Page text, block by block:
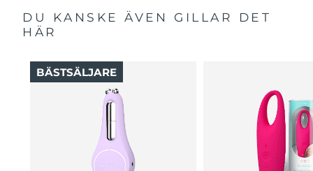
DU KANSKE ÄVEN GILLAR DET
HÄR
BÄSTSÄLJARE